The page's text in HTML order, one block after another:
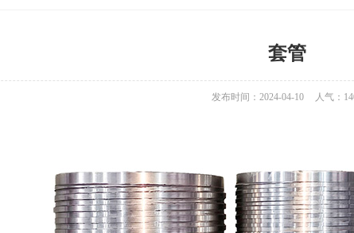
套管
发布时间：2024-04-10 人气：